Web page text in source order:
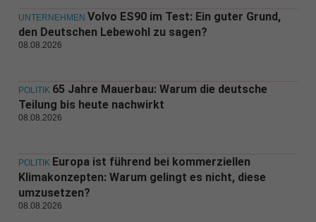
UNTERNEHMEN Volvo ES90 im Test: Ein guter Grund,
den Deutschen Lebewohl zu sagen?
08.08.2026
POLITIK 65 Jahre Mauerbau: Warum die deutsche
Teilung bis heute nachwirkt
08.08.2026
POLITIK Europa ist führend bei kommerziellen
Klimakonzepten: Warum gelingt es nicht, diese
umzusetzen?
08.08.2026